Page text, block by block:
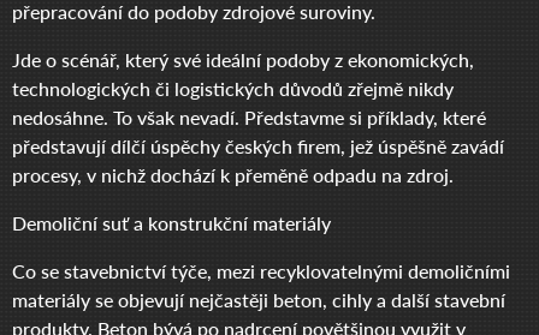
přepracování do podoby zdrojové suroviny.
Jde o scénář, který své ideální podoby z ekonomických,
technologických či logistických důvodů zřejmě nikdy
nedosáhne. To však nevadí. Představme si příklady, které
představují dílčí úspěchy českých firem, jež úspěšně zavádí
procesy, v nichž dochází k přeměně odpadu na zdroj.
Demoliční suť a konstrukční materiály
Co se stavebnictví týče, mezi recyklovatelnými demoličními
materiály se objevují nejčastěji beton, cihly a další stavební
produkty. Beton bývá po nadrcení povětšinou využit v